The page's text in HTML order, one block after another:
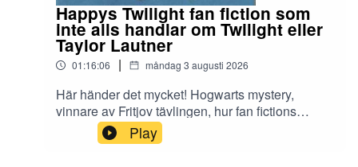
Happys Twilight fan fiction som
inte alls handlar om Twilight eller
Taylor Lautner
01:16:06 | måndag 3 augusti 2026
Här händer det mycket! Hogwarts mystery,
vinnare av Fritjov tävlingen, hur fan fictions
uppkom, ett oplanerat planeringsmöte och sist
men inte minst: Happys twilight/Taylor Lautner
Play